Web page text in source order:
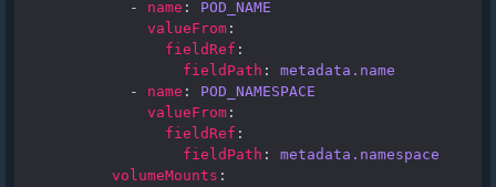
-
name :
POD_NAME
valueFrom :
fieldRef :
fieldPath :
metadata.name
-
name :
POD_NAMESPACE
valueFrom :
fieldRef :
fieldPath :
metadata.namespace
volumeMounts :